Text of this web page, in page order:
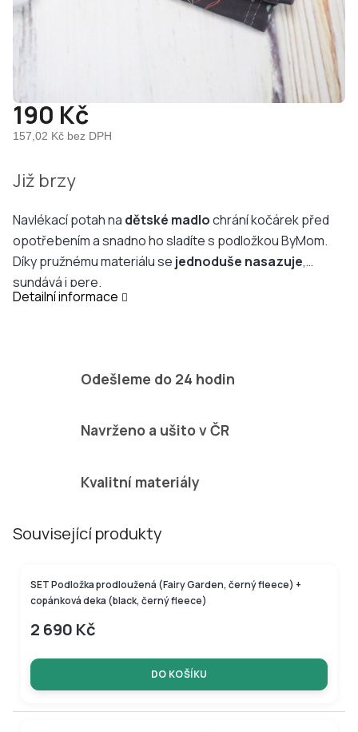
190 Kč
157,02 Kč bez DPH
cena:
Již brzy
Navlékací potah na dětské madlochrání kočárek před
opotřebením a snadno ho sladíte s podložkou ByMom.
Díky pružnému materiálu se jednoduše nasazuje,
sundává i pere.
Detailní informace
Odešleme do 24 hodin
Navrženo a ušito v ČR
Kvalitní materiály
Související produkty
SET Podložka prodloužená (Fairy Garden, černý fleece) +
copánková deka (black, černý fleece)
2 690 Kč
DO KOŠÍKU